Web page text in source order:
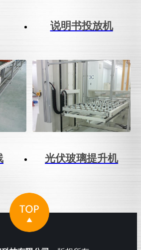
说明书投放机
光伏玻璃提升机